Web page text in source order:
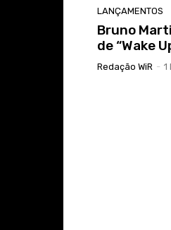
LANÇAMENTOS
Bruno
de “Wake
Redação WiR - 1